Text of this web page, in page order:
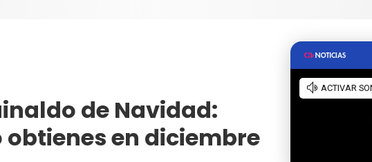
de Navidad:
obtienes en diciembre